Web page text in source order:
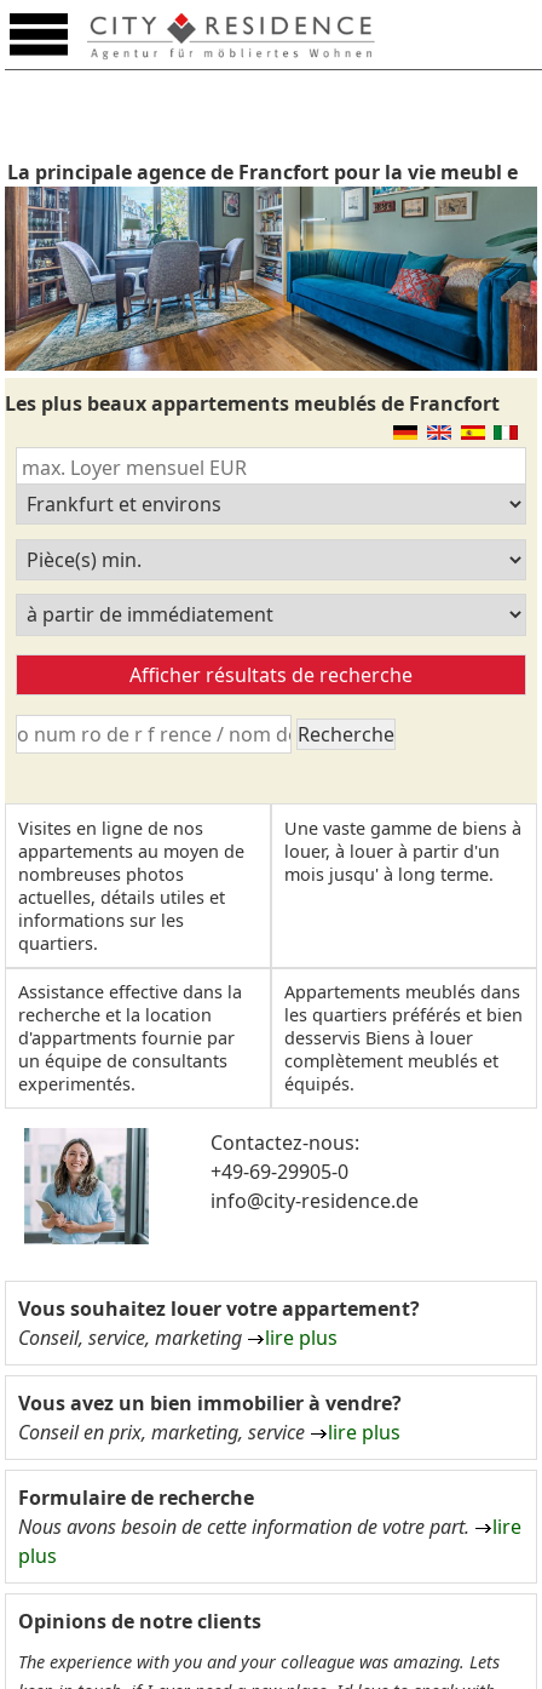
La principale agence de Francfort pour la vie meubl e
Les plus beaux appartements meublés de Francfort
Visites en ligne de nos
appartements au moyen de
nombreuses photos
actuelles, détails utiles et
informations sur les
quartiers.
Une vaste gamme de biens à
louer, à louer à partir d'un
mois jusqu' à long terme.
Assistance effective dans la
recherche et la location
d'appartments fournie par
un équipe de consultants
experimentés.
Appartements meublés dans
les quartiers préférés et bien
desservis Biens à louer
complètement meublés et
équipés.
Contactez-nous:
+49-69-29905-0
info@city-residence.de
Vous souhaitez louer votre appartement?
Conseil, service, marketing
lire plus
Vous avez un bien immobilier à vendre?
Conseil en prix, marketing, service
lire plus
Formulaire de recherche
Nous avons besoin de cette information de votre part.
lire
plus
Opinions de notre clients
The experience with you and your colleague was amazing. Lets